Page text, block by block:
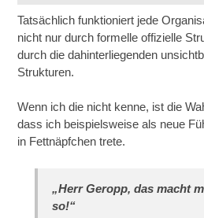
Tatsächlich funktioniert jede
nicht nur durch formelle offizielle
durch die dahinterliegenden
Strukturen.
Wenn ich die nicht kenne, ist die
dass ich beispielsweise als neue
in Fettnäpfchen trete.
„Herr Geropp, das macht
so!“